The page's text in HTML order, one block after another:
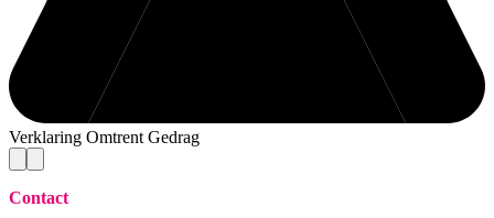
Verklaring Omtrent Gedrag
Contact